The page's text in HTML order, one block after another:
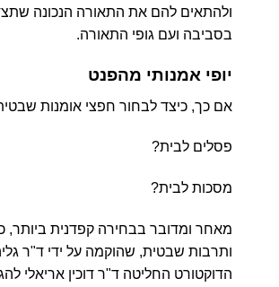
ולהתאים להם את התאורה הנכונה
בסביבה ועם גופי התאורה.
יופי אמנותי מהפנט
אם כך, כיצד לבחור חפצי אומנות
פסלים לבית?
מסכות לבית?
מאחר ומדובר בבחירה קפדנית ביותר,
ותרבות שבטית, שהוקמה על ידי ד"ר
הדוקטורט החליטה ד"ר דוכין אריאלי